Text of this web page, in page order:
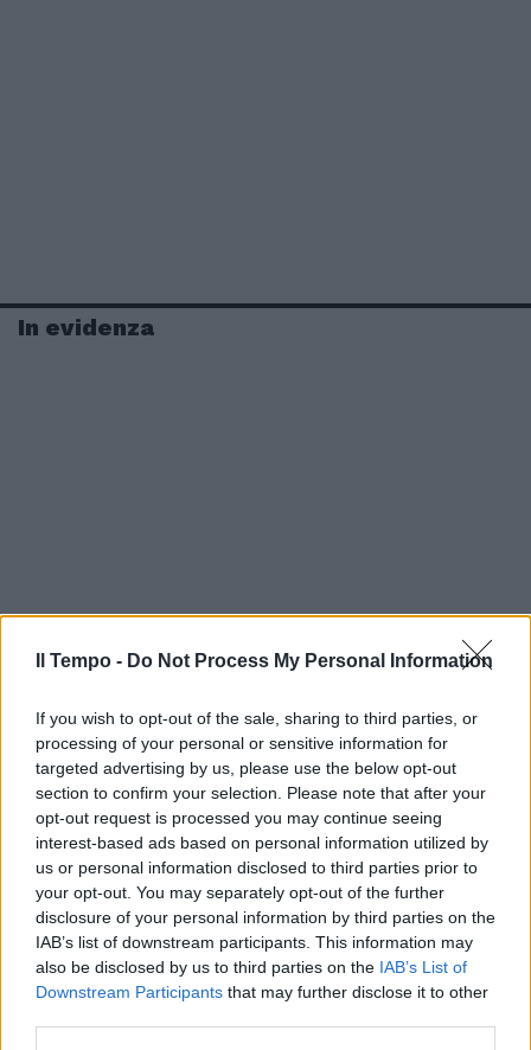
Il Tempo - Do Not Process My Personal Information
If you wish to opt-out of the sale, sharing to third parties, or
processing of your personal or sensitive information for
targeted advertising by us, please use the below opt-out
section to confirm your selection. Please note that after your
opt-out request is processed you may continue seeing
interest-based ads based on personal information utilized by
us or personal information disclosed to third parties prior to
your opt-out. You may separately opt-out of the further
disclosure of your personal information by third parties on the
IAB’s list of downstream participants. This information may
also be disclosed by us to third parties on the IAB’s List of
Downstream Participants that may further disclose it to other
In evidenza